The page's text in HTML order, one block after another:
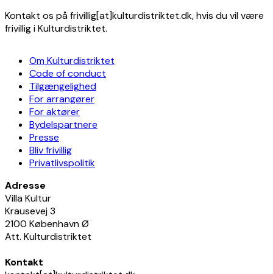
Kontakt os på frivillig[at]kulturdistriktet.dk, hvis du vil være
frivillig i Kulturdistriktet.
Om Kulturdistriktet
Code of conduct
Tilgængelighed
For arrangører
For aktører
Bydelspartnere
Presse
Bliv frivillig
Privatlivspolitik
Adresse
Villa Kultur
Krausevej 3
2100 København Ø
Att. Kulturdistriktet
Kontakt